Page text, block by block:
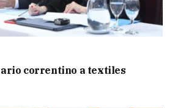
correntino a textiles